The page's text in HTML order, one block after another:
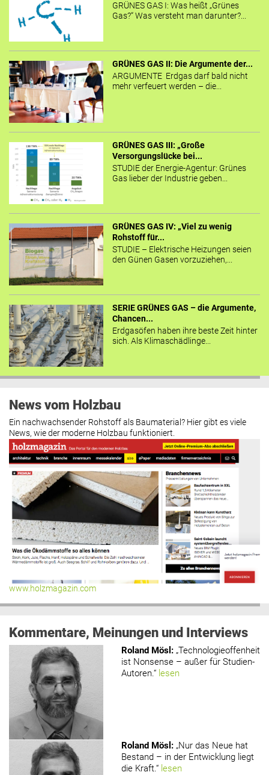
GRÜNES GAS I: Was heißt „Grünes
Gas?“ Was versteht man darunter?...
GRÜNES GAS II: Die Argumente der...
ARGUMENTE Erdgas darf bald nicht
mehr verfeuert werden – die...
GRÜNES GAS III: „Große
Versorgungslücke bei...
STUDIE der Energie-Agentur: Grünes
Gas lieber der Industrie geben...
GRÜNES GAS IV: „Viel zu wenig
Rohstoff für...
STUDIE – Elektrische Heizungen seien
den Günen Gasen vorzuziehen,...
SERIE GRÜNES GAS – die Argumente,
Chancen...
Erdgasöfen haben ihre beste Zeit hinter
sich. Als Klimaschädlinge...
News vom Holzbau
Ein nachwachsender Rohstoff als Baumaterial? Hier gibt es viele
News, wie der moderne Holzbau funktioniert.
www.holzmagazin.com
Kommentare, Meinungen und Interviews
Roland Mösl : „Technologieoffenheit
ist Nonsense – außer für Studien-
Autoren.“ lesen
Roland Mösl : „Nur das Neue hat
Bestand – in der Entwicklung liegt
die Kraft.“ lesen